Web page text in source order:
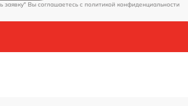
заявку" Вы соглашаетесь c политикой конфиденциальности